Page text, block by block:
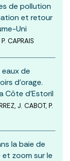
de pollution
et retour
Uni
CAPRAIS
de
d’orage.
Côte d’Estoril
J. CABOT, P.
la baie de
et zoom sur le